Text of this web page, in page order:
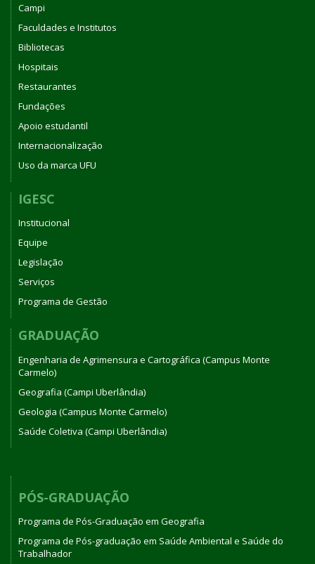
Campi
Faculdades e Institutos
Bibliotecas
Hospitais
Restaurantes
Fundações
Apoio estudantil
Internacionalização
Uso da marca UFU
IGESC
Institucional
Equipe
Legislação
Serviços
Programa de Gestão
GRADUAÇÃO
Engenharia de Agrimensura e Cartográfica (Campus Monte
Carmelo)
Geografia (Campi Uberlândia)
Geologia (Campus Monte Carmelo)
Saúde Coletiva (Campi Uberlândia)
PÓS-GRADUAÇÃO
Programa de Pós-Graduação em Geografia
Programa de Pós-graduação em Saúde Ambiental e Saúde do
Trabalhador